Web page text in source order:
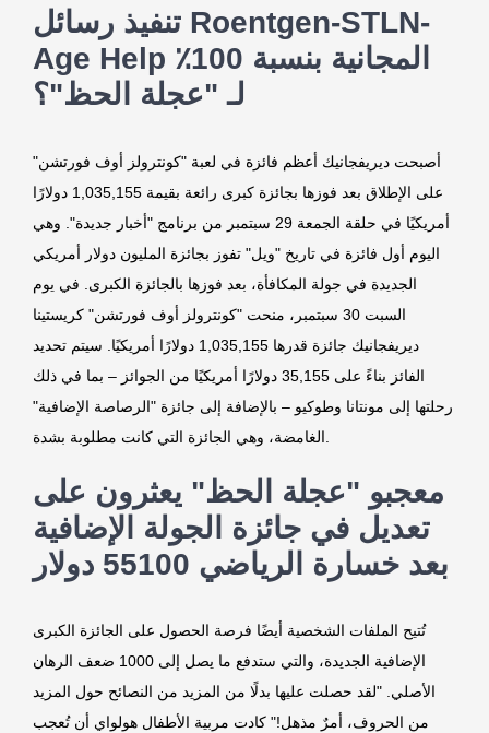
تنفيذ رسائل Roentgen-STLN-
Age Help المجانية بنسبة 100٪
لـ "عجلة الحظ"؟
أصبحت ديريفجانيك أعظم فائزة في لعبة "كونترولز أوف فورتشن"
على الإطلاق بعد فوزها بجائزة كبرى رائعة بقيمة 1,035,155 دولارًا
أمريكيًا في حلقة الجمعة 29 سبتمبر من برنامج "أخبار جديدة". وهي
اليوم أول فائزة في تاريخ "ويل" تفوز بجائزة المليون دولار أمريكي
الجديدة في جولة المكافأة، بعد فوزها بالجائزة الكبرى. في يوم
السبت 30 سبتمبر، منحت "كونترولز أوف فورتشن" كريستينا
ديريفجانيك جائزة قدرها 1,035,155 دولارًا أمريكيًا. سيتم تحديد
الفائز بناءً على 35,155 دولارًا أمريكيًا من الجوائز – بما في ذلك
رحلتها إلى مونتانا وطوكيو – بالإضافة إلى جائزة "الرصاصة الإضافية"
معجبو "عجلة الحظ" يعثرون على
تعديل في جائزة الجولة الإضافية
بعد خسارة الرياضي 55100 دولار
تُتيح الملفات الشخصية أيضًا فرصة الحصول على الجائزة الكبرى
الإضافية الجديدة، والتي ستدفع ما يصل إلى 1000 ضعف الرهان
الأصلي. "لقد حصلت عليها بدلًا من المزيد من النصائح حول المزيد
من الحروف، أمرٌ مذهل!" كادت مربية الأطفال هولواي أن تُعجب